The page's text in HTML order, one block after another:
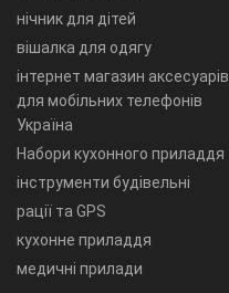
нічник для дітей
вішалка для одягу
інтернет магазин аксесуарів
для мобільних телефонів
Україна
Набори кухонного приладдя
інструменти будівельні
рації та GPS
кухонне приладдя
медичні прилади